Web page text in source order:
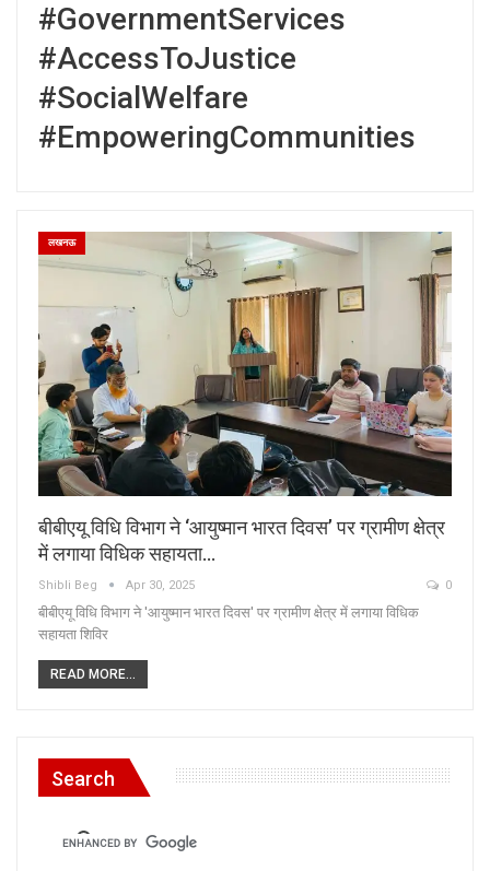
#GovernmentServices
#AccessToJustice
#SocialWelfare
#EmpoweringCommunities
लखनऊ
बीबीएयू विधि विभाग ने ‘आयुष्मान भारत दिवस’ पर ग्रामीण क्षेत्र
में लगाया विधिक सहायता…
Shibli Beg Apr 30, 2025 0
बीबीएयू विधि विभाग ने 'आयुष्मान भारत दिवस' पर ग्रामीण क्षेत्र में लगाया विधिक
सहायता शिविर
READ MORE...
Search